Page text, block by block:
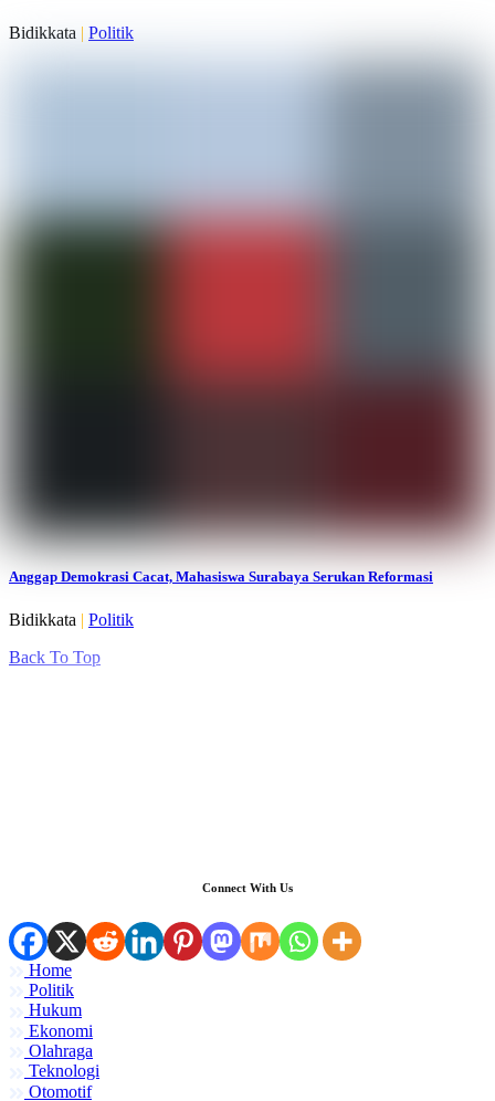
Bidikkata | Politik
Anggap Demokrasi Cacat, Mahasiswa Surabaya Serukan Reformasi
Bidikkata | Politik
Back To Top
Connect With Us
Home
Politik
Hukum
Ekonomi
Olahraga
Teknologi
Otomotif